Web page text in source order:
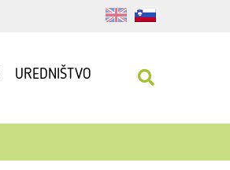
UREDNIŠTVO